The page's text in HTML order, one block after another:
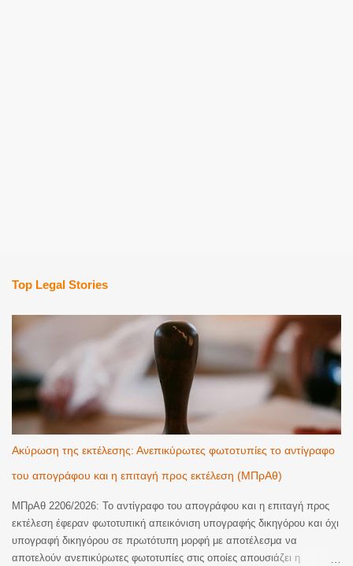
Top Legal Stories
Ακύρωση της εκτέλεσης: Ανεπικύρωτες φωτοτυπίες το αντίγραφο
του απογράφου και η επιταγή προς εκτέλεση (ΜΠρΑθ)
ΜΠρΑθ 2206/2026: Το αντίγραφο του απογράφου και η επιταγή προς
εκτέλεση έφεραν φωτοτυπική απεικόνιση υπογραφής δικηγόρου και όχι
υπογραφή δικηγόρου σε πρωτότυπη μορφή με αποτέλεσμα να
αποτελούν ανεπικύρωτες φωτοτυπίες στις οποίες απουσιάζει η